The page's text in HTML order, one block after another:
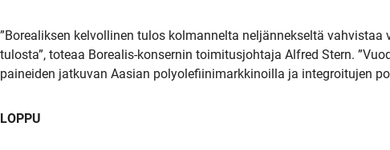
”Borealiksen kelvollinen tulos kolmannelta neljännekseltä
tulosta”, toteaa Borealis-konsernin toimitusjohtaja Alfred Stern.
paineiden jatkuvan Aasian polyolefiinimarkkinoilla ja integroitujen
LOPPU